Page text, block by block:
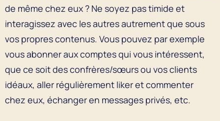
de même chez eux ? Ne soyez pas timide et
interagissez avec les autres autrement que sous
vos propres contenus. Vous pouvez par exemple
vous abonner aux comptes qui vous intéressent,
que ce soit des confrères/sœurs ou vos clients
idéaux, aller régulièrement liker et commenter
chez eux, échanger en messages privés, etc.